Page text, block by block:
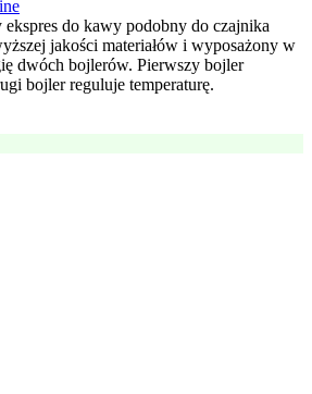
ekspres do kawy podobny do czajnika
jakości materiałów i wyposażony w
dwóch bojlerów. Pierwszy bojler
bojler reguluje temperaturę.